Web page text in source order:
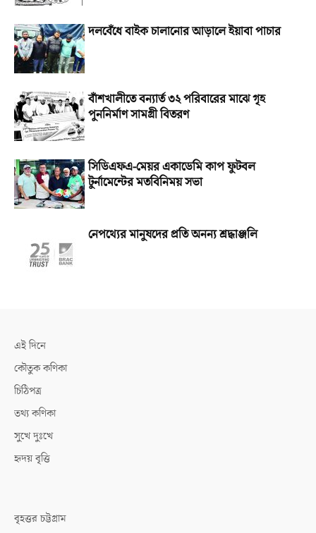
দলবেঁধে বাইক চালানোর আড়ালে ইয়াবা পাচার
বাঁশখালীতে বন্যার্ত ৩২ পরিবারের মাঝে গৃহ
পুননির্মাণ সামগ্রী বিতরণ
সিডিএফএ-মেয়র একাডেমি কাপ ফুটবল
টুর্নামেন্টের মতবিনিময় সভা
নেপথ্যের মানুষদের প্রতি অনন্য শ্রদ্ধাঞ্জলি
এই দিনে
কৌতুক কণিকা
চিঠিপত্র
তথ্য কণিকা
সুখে দুঃখে
হৃদয় বৃত্তি
বৃহত্তর চট্টগ্রাম